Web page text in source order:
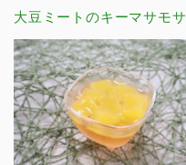
大豆ミートのキーマサモサ